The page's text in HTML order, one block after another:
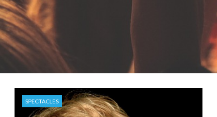
SPECTACLES